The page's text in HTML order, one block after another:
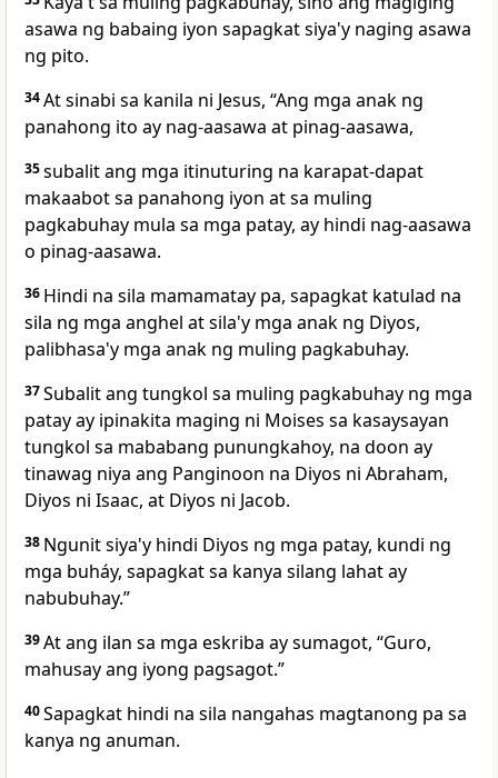
asawa ng babaing iyon sapagkat siya'y naging asawa
ng pito.
34At sinabi sa kanila ni Jesus, “Ang mga anak ng
panahong ito ay nag-aasawa at pinag-aasawa,
35subalit ang mga itinuturing na karapat-dapat
makaabot sa panahong iyon at sa muling
pagkabuhay mula sa mga patay, ay hindi nag-aasawa
o pinag-aasawa.
36 Hindi na sila mamamatay pa, sapagkat katulad na
sila ng mga anghel at sila'y mga anak ng Diyos,
palibhasa'y mga anak ng muling pagkabuhay.
37Subalitang tungkol sa muling pagkabuhay ng mga
patay ay ipinakita maging ni Moises sa kasaysayan
tungkol sa mababang punungkahoy, na doon ay
tinawag niya ang Panginoon na Diyos ni Abraham,
Diyos ni Isaac, at Diyos ni Jacob.
38 Ngunit siya'y hindi Diyos ng mga patay, kundi ng
mga buháy, sapagkat sa kanya silang lahat ay
nabubuhay.”
39At ang ilan sa mga eskriba ay sumagot, “Guro,
mahusay ang iyong pagsagot.”
40Sapagkat hindi na sila nangahas magtanong pa sa
kanya ng anuman.